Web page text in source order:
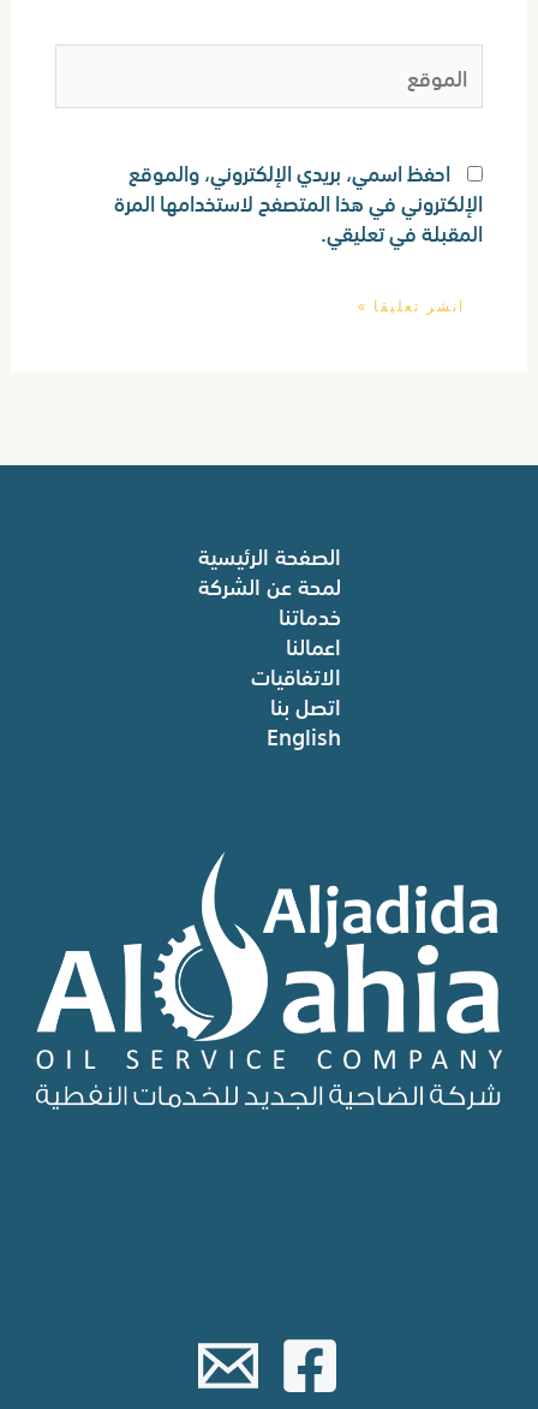
الموقع
احفظ اسمي، بريدي الإلكتروني، والموقع
الإلكتروني في هذا المتصفح لاستخدامها المرة
المقبلة في تعليقي.
الصفحة الرئيسية
لمحة عن الشركة
خدماتنا
اعمالنا
الاتفاقيات
اتصل بنا
English